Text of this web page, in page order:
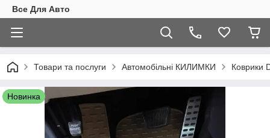
Все Для Авто
Товари та послуги Автомобільні КИЛИМКИ Коврики
Новинка